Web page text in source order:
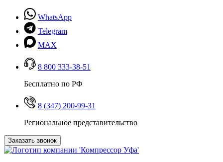
WhatsApp
Telegram
MAX
8 800 333-38-51
Бесплатно по РФ
8 (347) 200-99-31
Региональное представительство
Заказать звонок